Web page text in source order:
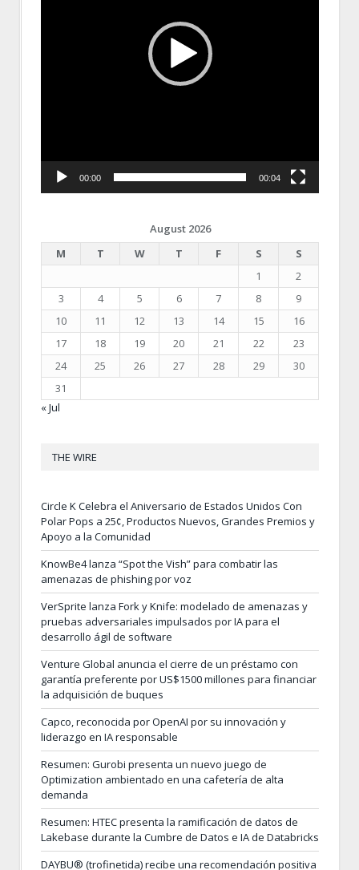
00:00 00:04
August 2026
M
T W T F S
S
1
2
3
4 5 6 7 8
9
10
11 12 13 14 15
16
17
18 19 20 21 22
23
24
25 26 27 28 29
30
31
« Jul
THE WIRE
Circle K Celebra el Aniversario de Estados Unidos Con
Polar Pops a 25¢, Productos Nuevos, Grandes Premios y
Apoyo a la Comunidad
KnowBe4 lanza “Spot the Vish” para combatir las
amenazas de phishing por voz
VerSprite lanza Fork y Knife: modelado de amenazas y
pruebas adversariales impulsados por IA para el
desarrollo ágil de software
Venture Global anuncia el cierre de un préstamo con
garantía preferente por US$1500 millones para financiar
la adquisición de buques
Capco, reconocida por OpenAI por su innovación y
liderazgo en IA responsable
Resumen: Gurobi presenta un nuevo juego de
Optimization ambientado en una cafetería de alta
demanda
Resumen: HTEC presenta la ramificación de datos de
Lakebase durante la Cumbre de Datos e IA de Databricks
DAYBU® (trofinetida) recibe una recomendación positiva